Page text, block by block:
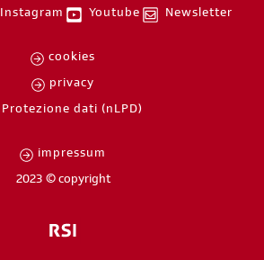
Instagram Youtube Newsletter
cookies
privacy
Protezione dati (nLPD)
impressum
2023 © copyright